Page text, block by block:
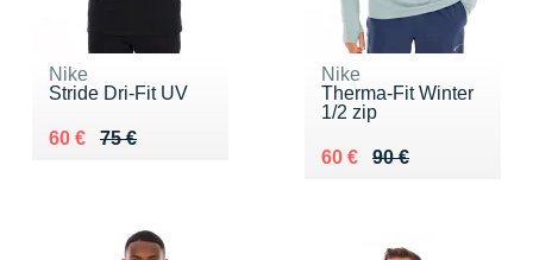
Nike
Stride Dri-Fit UV
75 €
Au lieu de 75 €
60 €
Vendu 60 €
Nike
Therma-Fit Winter
1/2 zip
90 €
Au lieu de 90 €
60 €
Vendu 60 €